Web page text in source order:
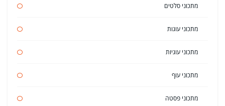
מתכוני סלטים
מתכוני עוגות
מתכוני עוגיות
מתכוני עוף
מתכוני פסטה